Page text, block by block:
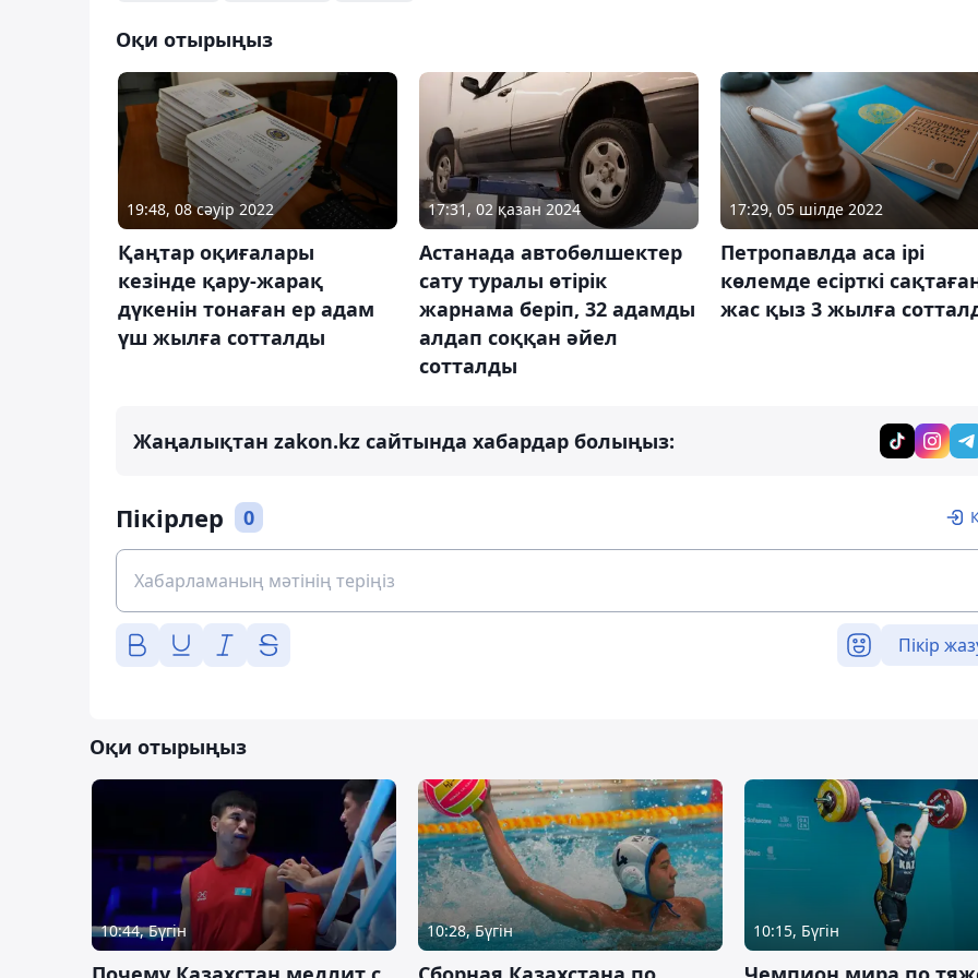
Оқи отырыңыз
19:48, 08 сәуір 2022
Қаңтар оқиғалары
кезінде қару-жарақ
дүкенін тонаған ер адам
үш жылға сотталды
17:31, 02 қазан 2024
Астанада автобөлшектер
сату туралы өтірік
жарнама беріп, 32 адамды
алдап соққан әйел
сотталды
17:29, 05 шілде 2022
Петропавлда аса ірі
көлемде есірткі
жас қыз 3 жылға
Жаңалықтан zakon.kz сайтында хабардар болыңыз:
Пікірлер 0
Пікір
Оқи отырыңыз
10:44, Бүгін 10:28, Бүгін 10:15, Бүгін